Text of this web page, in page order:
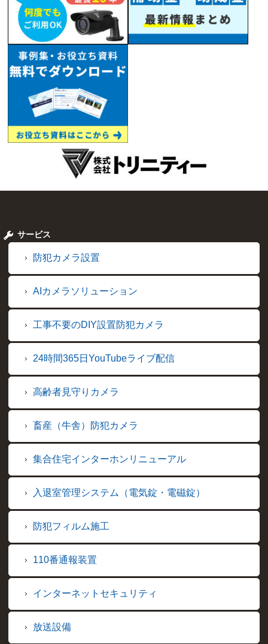
サービス
防犯カメラ設置
AIカメラソリューション
工事不要のDIY設置防犯カメラ
24時間365日YouTubeライブ配信
高齢者見守りカメラ
畜産（牛舎）防犯カメラ
集合住宅インターホンリニューアル
入退室管理システム（電気錠・電磁錠）
防犯フィルム施工
110番通報装置
インターネットセキュリティ
放送設備